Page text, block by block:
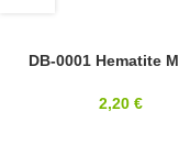
11/0DB-0001 Hematite
2,20 €